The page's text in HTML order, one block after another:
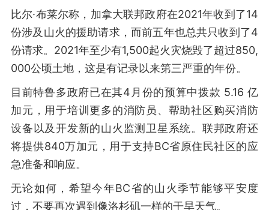
比尔·布莱尔称，加拿大联邦政府在2021年收到了14
份涉及山火的援助请求，而前五年也总共只收到了4
份请求。2021年至少有1,500起火灾烧毁了超过850,
000公顷土地，这是有记录以来第三严重的年份。
目前特鲁多政府已在其4月份的预算中拨款 5.16 亿
加元，用于培训更多的消防员、帮助社区购买消防
设备以及开发新的山火监测卫星系统。联邦政府还
将提供840万加元，用于支持BC省原住民社区的应
急准备和响应。
无论如何，希望今年BC省的山火季节能够平安度
过，不要再次遇到像洛杉矶一样的干旱天气。